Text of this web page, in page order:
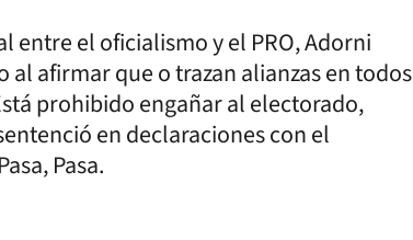
el oficialismo y el PRO, Adorni
afirmar que o trazan alianzas en todos
prohibido engañar al electorado,
en declaraciones con el
Pasa.